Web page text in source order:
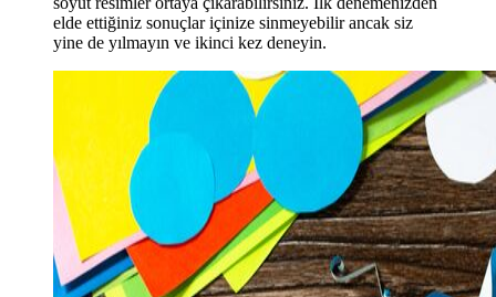
elde ettiğiniz sonuçlar içinize sinmeyebilir ancak siz
yine de yılmayın ve ikinci kez deneyin.